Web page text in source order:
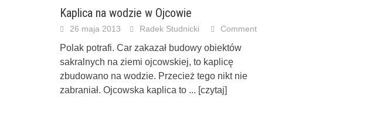
Kaplica na wodzie w Ojcowie
26 maja 2013 Radek Studnicki Comment
Polak potrafi. Car zakazał budowy obiektów
sakralnych na ziemi ojcowskiej, to kaplicę
zbudowano na wodzie. Przecież tego nikt nie
zabraniał. Ojcowska kaplica to ... [czytaj]